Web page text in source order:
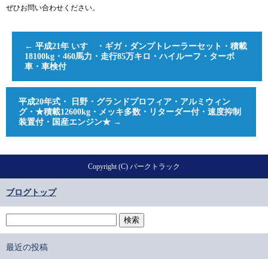
ぜひお問い合わせください。
← 平成21年 いすゞ・ギガ・ダンプトレーラーセット・積載
18100kg・460馬力・走行85万キロ・ハイルーフ・ターボ
車・車検付
平成20年式・ 日野・グランドプロフィア・アルミウィン
グ・★積載12600kg・メッキ多数・リターダー付・速度抑制
装置付・国産エンジン★ →
Copyright (C) パークトラック
ブログトップ
最近の投稿